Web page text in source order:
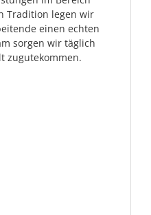
Tradition legen wir
einen echten
sorgen wir täglich
zugutekommen.